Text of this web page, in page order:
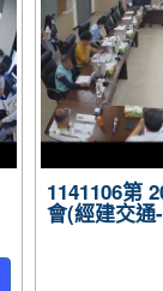
1141106第
會(經建交通